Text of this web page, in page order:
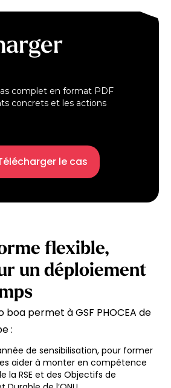
complet en format PDF
concrets et les actions
le cas
flexible,
un déploiement
permet à GSF PHOCEA de
:
de sensibilisation, pour former
aider à monter en compétence
la RSE et des Objectifs de